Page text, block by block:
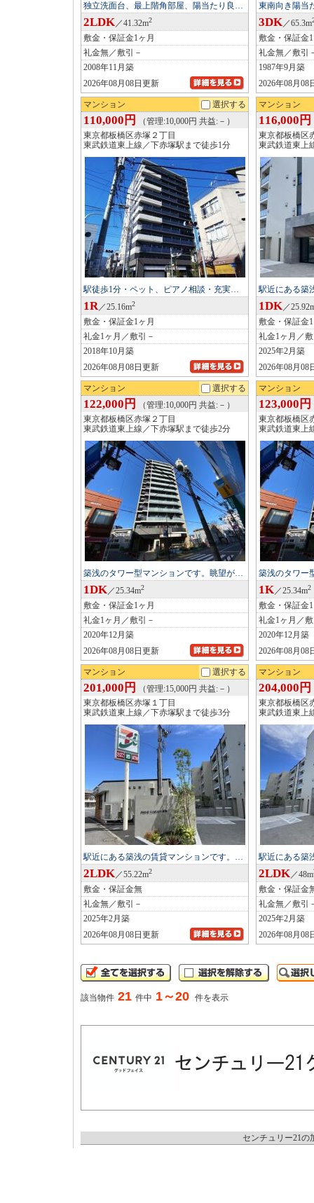
独立洗面台、最上階角部屋、陽当たり良…
2LDK／41.32m2
敷金・保証金1ヶ月
礼金無／敷引－
2008年11月築
2026年08月08日更新
東南向き陽当
3DK／65.3m
敷金・保証金
礼金無／敷引
1987年9月築
2026年08月08
マンション 選択する
110,000円
（管理:10,000円 共益:－）
東京都板橋区赤塚２丁目
東武鉄道東上線／下赤塚駅まで徒歩1分
駅徒歩1分・ペット、ピアノ相談・充実…
1R／25.16m2
敷金・保証金1ヶ月
礼金1ヶ月／敷引－
2018年10月築
2026年08月08日更新
マンション
116,000円
東京都板橋区
東武鉄道東上
駅近にある築
1DK／
敷金・保証金
礼金1ヶ月／
2025年2月築
2026年08月08
マンション 選択する
122,000円
（管理:10,000円 共益:－）
東京都板橋区赤塚２丁目
東武鉄道東上線／下赤塚駅まで徒歩2分
築浅のタワー型マンションです。眺望が…
1DK／25.34m2
敷金・保証金1ヶ月
礼金1ヶ月／敷引－
2020年12月築
2026年08月08日更新
マンション
123,000円
東京都板橋区
東武鉄道東上
築浅のタワー
1K／25.34m2
敷金・保証金
礼金1ヶ月／
2020年12月築
2026年08月08
マンション 選択する
201,000円
（管理:15,000円 共益:－）
東京都板橋区赤塚１丁目
東武鉄道東上線／下赤塚駅まで徒歩3分
駅近にある築浅の賃貸マンションです。…
2LDK／55.22m2
敷金・保証金無
礼金無／敷引－
2025年2月築
2026年08月08日更新
マンション
204,000円
東京都板橋区
東武鉄道東上
駅近にある築
2LDK／48m
敷金・保証金
礼金無／敷引
2025年2月築
2026年08月08
該当物件 21 件中 1～20 件を表示
センチュリー21の